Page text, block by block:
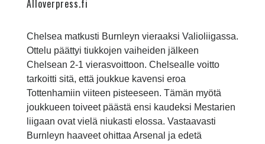
Alloverpress.fi
Chelsea matkusti Burnleyn vieraaksi Valioliigassa.
Ottelu päättyi tiukkojen vaiheiden jälkeen
Chelsean 2-1 vierasvoittoon. Chelsealle voitto
tarkoitti sitä, että joukkue kavensi eroa
Tottenhamiin viiteen pisteeseen. Tämän myötä
joukkueen toiveet päästä ensi kaudeksi Mestarien
liigaan ovat vielä niukasti elossa. Vastaavasti
Burnleyn haaveet ohittaa Arsenal ja edetä